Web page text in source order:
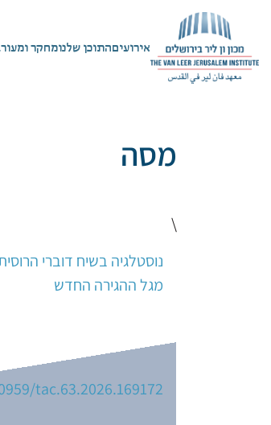
אירועיםהתוכן שלנומחקר
מסה
\
נוסטלגיה בשיח דוברי
מגל ההגירה החדש
tac.63.2026.169172